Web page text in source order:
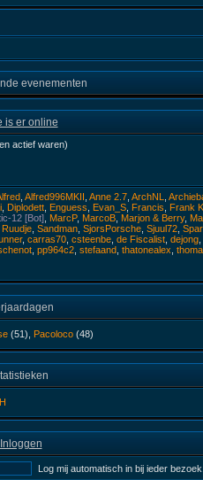
evenementen
is er online
actief waren)
Alfred996MKII Anne 2.7 ArchNL
Diplodett Enguess Evan_S Francis Frank K
12 [Bot] MarcP, MarcoB Marjon & Berry,
Ruudje Sandman SjorsPorsche Sjuul72
, carras70 csteenbe de Fiscalist dejong
pp964c2 stefaand thatonealex
(51), Pacoloco (48)
Inloggen
Log mij automatisch in bij ieder bezoek.